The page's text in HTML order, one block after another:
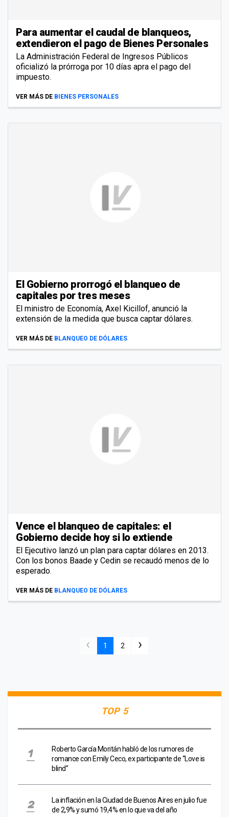
Para aumentar el caudal de blanqueos,
extendieron el pago de Bienes Personales
La Administración Federal de Ingresos Públicos
oficializó la prórroga por 10 días apra el pago del
impuesto.
VER MÁS DE BIENES PERSONALES
El Gobierno prorrogó el blanqueo de
capitales por tres meses
El ministro de Economía, Axel Kicillof, anunció la
extensión de la medida que busca captar dólares.
VER MÁS DE BLANQUEO DE DÓLARES
Vence el blanqueo de capitales: el
Gobierno decide hoy si lo extiende
El Ejecutivo lanzó un plan para captar dólares en 2013.
Con los bonos Baade y Cedin se recaudó menos de lo
esperado.
VER MÁS DE BLANQUEO DE DÓLARES
‹ 1 2 ›
TOP 5
Roberto García Moritán habló de los rumores de
romance con Emily Ceco, ex participante de “Love is
blind”
La inflación en la Ciudad de Buenos Aires en julio fue
de 2,9% y sumó 19,4% en lo que va del año